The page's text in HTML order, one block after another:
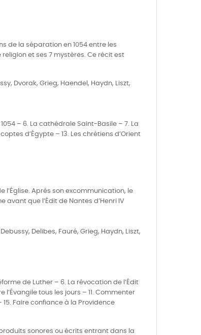
de la séparation en 1054 entre les
et ses 7 mystères. Ce récit est
Dvorak, Grieg, Haendel, Haydn, Liszt,
– 6. La cathédrale Saint-Basile – 7. La
d’Égypte – 13. Les chrétiens d’Orient
l’Église. Après son excommunication, le
que l’Édit de Nantes d’Henri IV
Delibes, Fauré, Grieg, Haydn, Liszt,
de Luther – 6. La révocation de l’Édit
tous les jours – 11. Commenter
15. Faire confiance à la Providence
sonores ou écrits entrant dans la